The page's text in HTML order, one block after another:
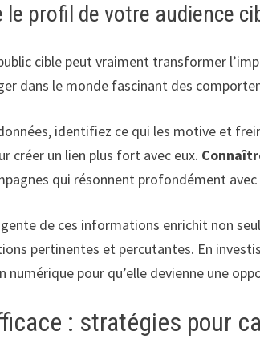
le profil de votre audience
cible peut vraiment transformer
dans le monde fascinant des
identifiez ce qui les motive et
créer un lien plus fort avec eux.
qui résonnent profondément
de ces informations enrichit non
pertinentes et percutantes. En
numérique pour qu’elle devienne une
: stratégies pour